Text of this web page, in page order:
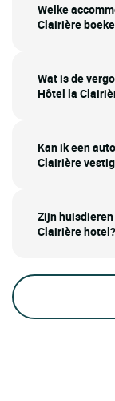
Welke
Clairière
Wat is de
Hôtel la
Kan ik een
Clairière
Zijn
Clairière hotel?